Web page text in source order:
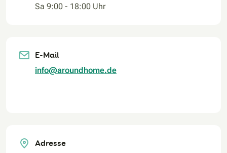
Sa 9:00 - 18:00 Uhr
E-Mail
info@aroundhome.de
Adresse